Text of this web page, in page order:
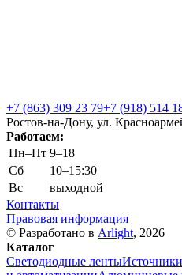
+7 (863) 309 23 79+7 (918) 514
Ростов-на-Дону, ул.
Работаем:
Пн–Пт 9–18
Сб
10–15:30
Вс
выходной
Контакты
Правовая информация
© Разработано в Arlight, 2026
Каталог
Светодиодные ленты